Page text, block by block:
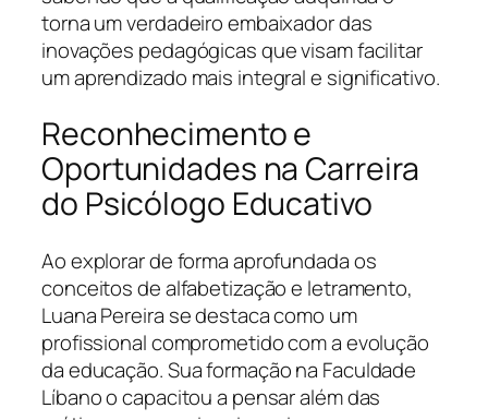
torna um verdadeiro embaixador das
inovações pedagógicas que visam facilitar
um aprendizado mais integral e significativo.
Reconhecimento e
Oportunidades na Carreira
do Psicólogo Educativo
Ao explorar de forma aprofundada os
conceitos de alfabetização e letramento,
Luana Pereira se destaca como um
profissional comprometido com a evolução
da educação. Sua formação na Faculdade
Líbano o capacitou a pensar além das